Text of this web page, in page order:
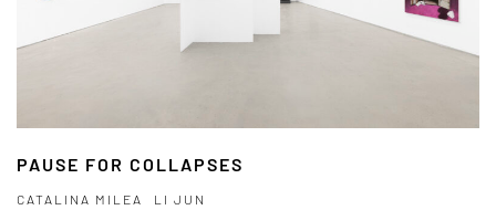
PAUSE FOR COLLAPSES
CATALINA MILEA
LI JUN